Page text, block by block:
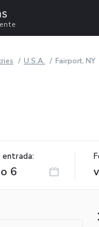
U.S.A. Fairport, NY
entrada: